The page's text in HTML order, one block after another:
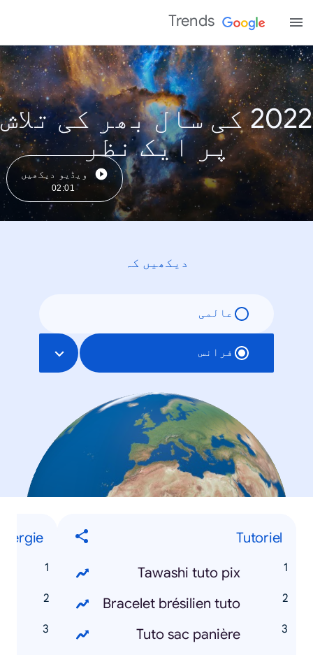
Trends
2022 کی سال بھر کی تلاش
پر ایک نظر
ویڈیو دیکھیں
02:01
دیکھیں کہ
عالمی
فرانس
Tutoriel
Tawashi tuto pix
Bracelet brésilien tuto
Tuto sac panière